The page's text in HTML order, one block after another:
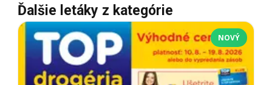
Ďalšie letáky z kategórie
NOVÝ